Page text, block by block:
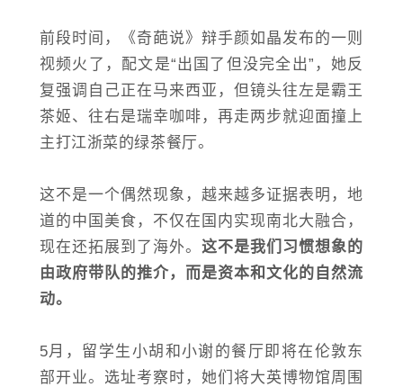
前段时间，《奇葩说》辩手颜如晶发布的一则
视频火了，配文是“出国了但没完全出”，她反
复强调自己正在马来西亚，但镜头往左是霸王
茶姬、往右是瑞幸咖啡，再走两步就迎面撞上
主打江浙菜的绿茶餐厅。
这不是一个偶然现象，越来越多证据表明，地
道的中国美食，不仅在国内实现南北大融合，
现在还拓展到了海外。这不是我们习惯想象的
由政府带队的推介，而是资本和文化的自然流
动。
5月，留学生小胡和小谢的餐厅即将在伦敦东
部开业。选址考察时，她们将大英博物馆周围